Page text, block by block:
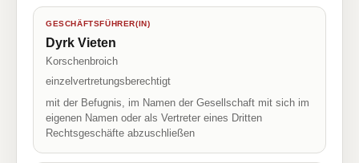
GESCHÄFTSFÜHRER(IN)
Dyrk Vieten
Korschenbroich
einzelvertretungsberechtigt
mit der Befugnis, im Namen der Gesellschaft mit sich im
eigenen Namen oder als Vertreter eines Dritten
Rechtsgeschäfte abzuschließen